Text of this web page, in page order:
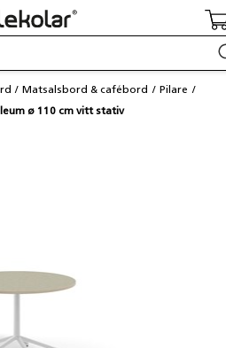
Matsalsbord & cafébord
Pilare
ø 110 cm vitt stativ